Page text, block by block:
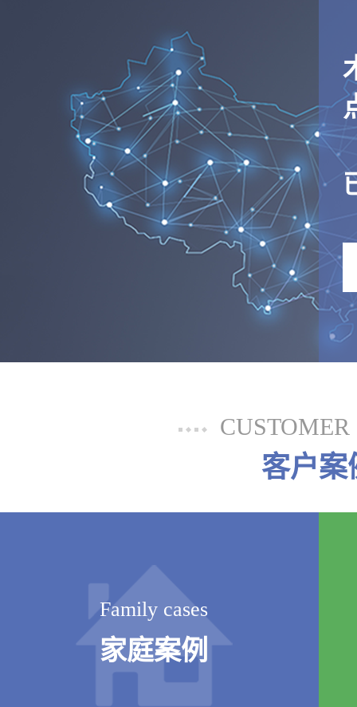
CUSTOMER
客户案
Family cases
家庭案例